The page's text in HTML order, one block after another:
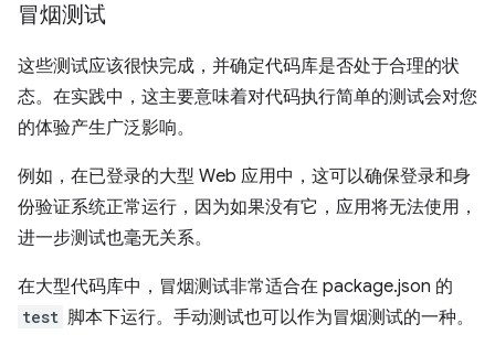
冒烟测试
这些测试应该很快完成，并确定代码库是否处于合理的状
态。在实践中，这主要意味着对代码执行简单的测试会对您
的体验产生广泛影响。
例如，在已登录的大型 Web 应用中，这可以确保登录和身
份验证系统正常运行，因为如果没有它，应用将无法使用，
进一步测试也毫无关系。
在大型代码库中，冒烟测试非常适合在 package.json 的
test 脚本下运行。手动测试也可以作为冒烟测试的一种。